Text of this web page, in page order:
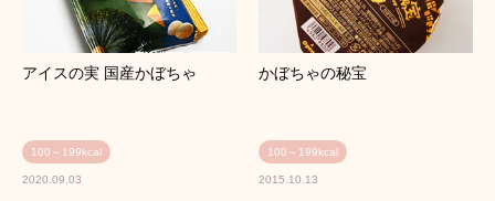
アイスの実 国産かぼちゃ
100～199kcal
2020.09.03
かぼちゃの秘宝
100～199kcal
2015.10.13